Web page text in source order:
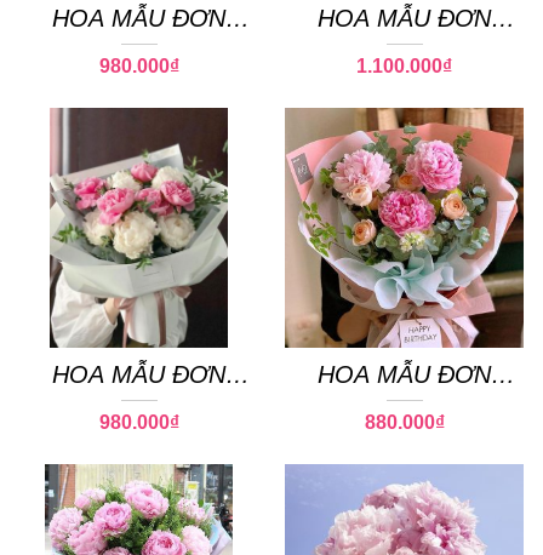
HOA MẪU ĐƠN
PEONY 15
980.000₫
HOA MẪU ĐƠN
PEONY 03
1.100.000₫
HOA MẪU ĐƠN
PEONY 14
980.000₫
HOA MẪU ĐƠN
PEONY 09
880.000₫